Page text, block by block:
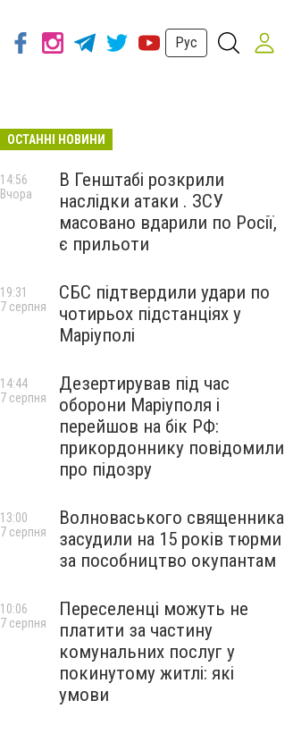
Рус
ОСТАННІ НОВИНИ
В Генштабі розкрили
наслідки атаки . ЗСУ
масовано вдарили по Росії,
є прильоти
14:56
Вчора
СБС підтвердили удари по
чотирьох підстанціях у
Маріуполі
19:31
7 серпня
Дезертирував під час
оборони Маріуполя і
перейшов на бік РФ:
прикордоннику повідомили
про підозру
14:44
7 серпня
Волноваського священника
засудили на 15 років тюрми
за пособництво окупантам
13:00
7 серпня
Переселенці можуть не
платити за частину
комунальних послуг у
покинутому житлі: які
умови
10:06
7 серпня